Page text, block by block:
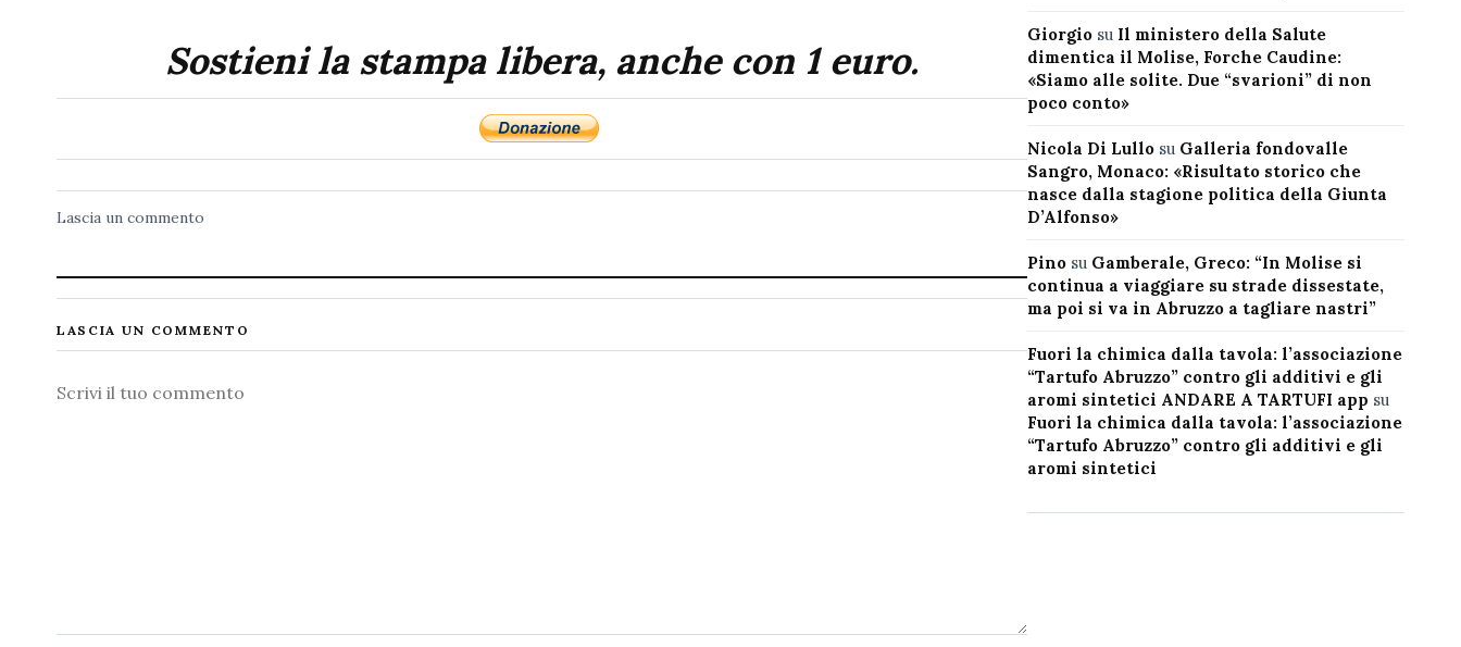
Sostieni la stampa libera, anche con 1 euro.
Lascia un commento
LASCIA UN COMMENTO
Commento
Giorgiosu Il ministero della Salute
dimentica il Molise, Forche Caudine:
«Siamo alle solite. Due “svarioni” di non
poco conto»
Nicola Di Lullosu Galleria fondovalle
Sangro, Monaco: «Risultato storico che
nasce dalla stagione politica della Giunta
D’Alfonso»
Pinosu Gamberale, Greco: “In Molise si
continua a viaggiare su strade dissestate,
ma poi si va in Abruzzo a tagliare nastri”
Fuori la chimica dalla tavola: l’associazione
“Tartufo Abruzzo” contro gli additivi e gli
aromi sintetici ANDARE A TARTUFI app su
Fuori la chimica dalla tavola: l’associazione
“Tartufo Abruzzo” contro gli additivi e gli
aromi sintetici